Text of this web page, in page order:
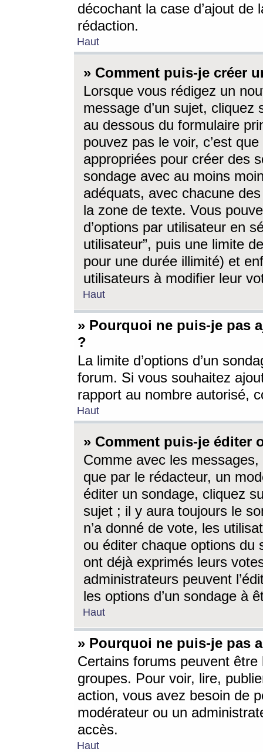
décochant la case d’ajout
rédaction.
Haut
» Comment puis-je créer
Lorsque vous rédigez un
message d’un sujet, cliquez
au dessous du formulaire
pouvez pas le voir, c’est
appropriées pour créer des
sondage avec au moins
adéquats, avec chacune
la zone de texte. Vous
d’options par utilisateur en
utilisateur”, puis une limite
pour une durée illimité) et
utilisateurs à modifier leur
Haut
» Pourquoi ne puis-je pas
?
La limite d’options d’un
forum. Si vous souhaitez
rapport au nombre autorisé,
Haut
» Comment puis-je éditer
Comme avec les
que par le rédacteur, un
éditer un sondage, cliquez
sujet ; il y aura toujours le
n’a donné de vote, les
ou éditer chaque options du
ont déjà exprimés leurs
administrateurs peuvent
les options d’un sondage à
Haut
» Pourquoi ne puis-je pas
Certains forums peuvent être
groupes. Pour voir, lire,
action, vous avez besoin de
modérateur ou un
accès.
Haut